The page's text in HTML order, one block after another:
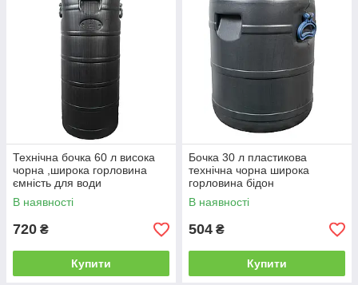
Технічна бочка 60 л висока
чорна ,широка горловина
ємність для води
В наявності
720 ₴
Купити
Бочка 30 л пластикова
технічна чорна широка
горловина бідон
В наявності
504 ₴
Купити